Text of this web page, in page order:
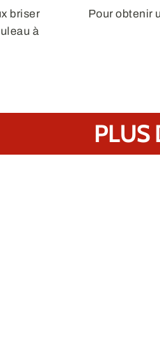
briser
à
Pour obtenir
PLUS
de